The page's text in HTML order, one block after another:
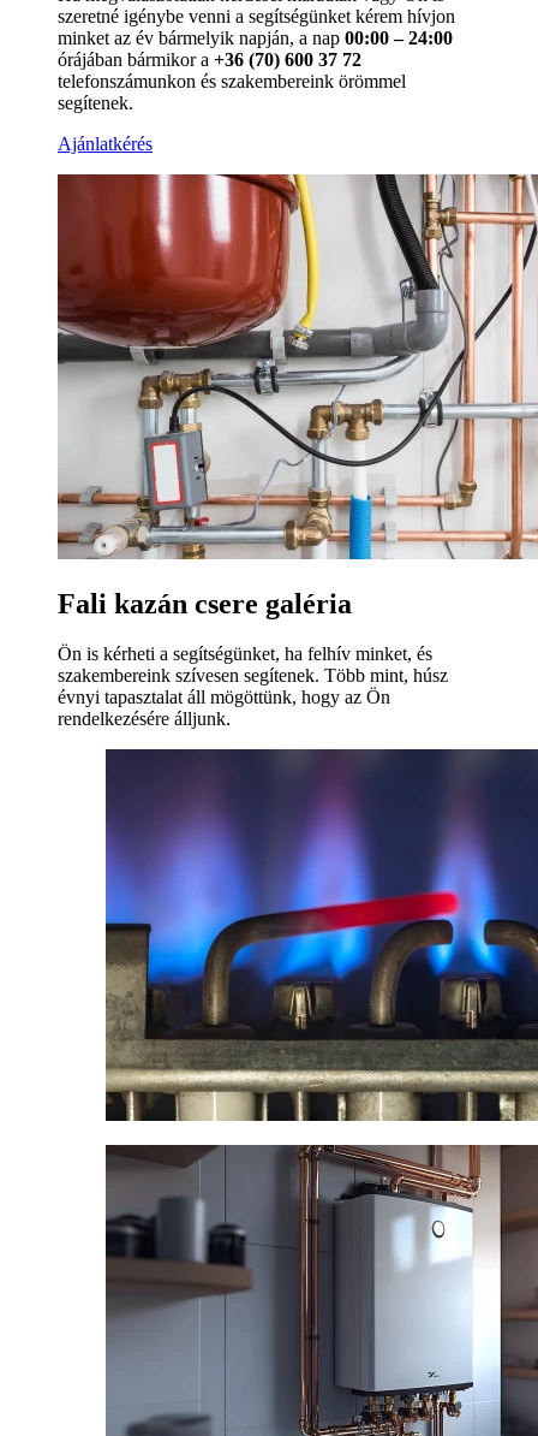
szeretné igénybe venni a segítségünket kérem hívjon
minket az év bármelyik napján, a nap 00:00 – 24:00
órájában bármikor a +36 (70) 600 37 72
telefonszámunkon és szakembereink örömmel
segítenek.
Ajánlatkérés
Fali kazán csere galéria
Ön is kérheti a segítségünket, ha felhív minket, és
szakembereink szívesen segítenek. Több mint, húsz
évnyi tapasztalat áll mögöttünk, hogy az Ön
rendelkezésére álljunk.